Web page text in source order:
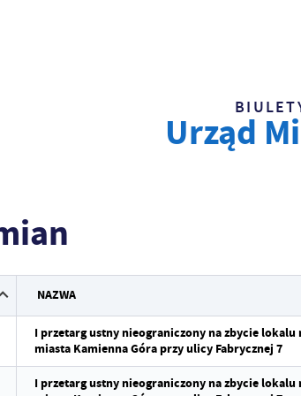
Urząd
NAZWA
I przetarg ustny nieograniczony na zbycie
miasta Kamienna Góra przy ulicy Fabrycznej 7
I przetarg ustny nieograniczony na zbycie